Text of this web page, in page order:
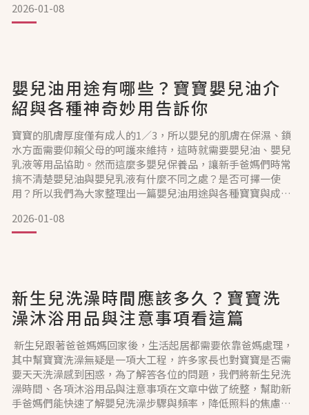
紅疹的可能原因新生兒的肌膚薄且細嫩，加上體內荷爾蒙影
響，時常在剛出生的幾天後出現有新生兒座瘡之稱的粟粒疹與
2026-01-08
嬰兒油用途有哪些？寶寶嬰兒油介
紹與各種神奇妙用告訴你
寶寶的肌膚厚度僅有成人的1／3，所以嬰兒的肌膚在保濕、鎖
水方面需要仰賴父母的呵護來維持，這時就需要嬰兒油、嬰兒
乳液等用品協助。然而這麼多嬰兒保養品，讓新手爸媽們時常
搞不清楚嬰兒油與嬰兒乳液有什麼不同之處？是否可擇一使
用？所以我們為大家整理出一篇嬰兒油用途與各種寶寶與成人
液有何區別？使用嬰兒油乳液順序為何？雖然嬰兒油與嬰兒乳
液都是能用於寶寶肌膚保養的用品，但這2者的主要成分不同，
2026-01-08
新生兒洗澡時間應該多久？寶寶洗
澡沐浴用品與注意事項看這篇
新生兒跟著爸爸媽媽回家後，生活起居都需要依靠爸媽處理，
其中幫寶寶洗澡無疑是一項大工程，許多家長也對寶寶是否需
要天天洗澡感到困惑，為了解答各位的問題，我們將新生兒洗
澡時間、各項沐浴用品與注意事項在文章中做了統整，幫助新
手爸媽們能快速了解嬰兒洗澡步驟與頻率，降低照料的焦慮